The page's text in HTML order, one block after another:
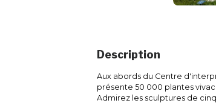
Description
Aux abords du Centre
présente 50 000 plantes
Admirez les sculptures de